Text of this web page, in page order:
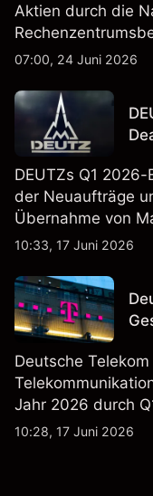
Aktien durch die
„Advancing AI
Vergangenheit ist
zukünftige
07:00, 24 Juni 2026
DEUTZs Q1
der Neuaufträge
Übernahme von
40 Mio. € zum
Vergangenheit ist
zukünftige
10:33, 17 Juni 2026
Deutsche
Jahr 2026 durch
Aktienrückkäufe
10:28, 17 Juni 2026